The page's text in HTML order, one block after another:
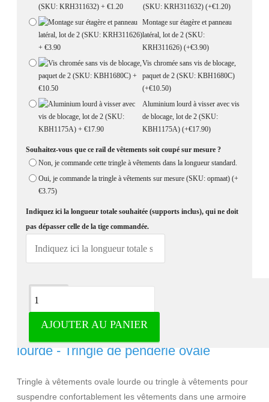
(SKU: KRH311632) (+€1.20)
Montage sur étagère et panneau
latéral, lot de 2 (SKU:
KRH311626) (+€3.90)
Vis chromée sans vis de blocage,
paquet de 2 (SKU: KBH1680C)
(+€10.50)
Aluminium lourd à visser avec vis
de blocage, lot de 2 (SKU:
KBH1175A) (+€17.90)
Souhaitez-vous que ce rail de vêtements soit coupé sur mesure ?
Non, je commande cette tringle à vêtements dans la longueur standard.
Oui, je commande la tringle à vêtements sur mesure (SKU: opmaat) (+
€3.75)
Indiquez ici la longueur totale souhaitée (supports inclus), qui ne doit
pas dépasser celle de la tige commandée.
AJOUTER AU PANIER
Description
Tringle à vêtements chromée extra
lourde - Tringle de penderie ovale
Tringle à vêtements ovale lourde ou tringle à vêtements pour
suspendre confortablement les vêtements dans une armoire